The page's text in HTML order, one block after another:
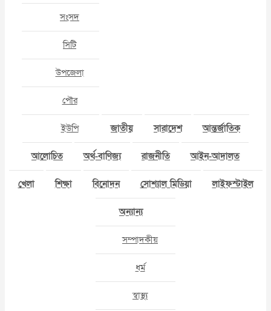
সংসদ
সিটি
উপজেলা
পৌর
ইউপি জাতীয় সারাদেশ আন্তর্জাতিক
আলোচিত অর্থ-বাণিজ্য রাজনীতি আইন-আদালত
খেলা শিক্ষা বিনোদন সোশ্যাল মিডিয়া লাইফস্টাইল
অন্যান্য
সম্পাদকীয়
ধর্ম
স্বাস্থ্য